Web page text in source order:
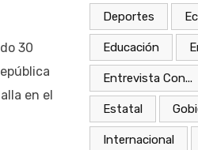
30
en el
Deportes
Educación
Entrevista Con...
Estatal
Internacional